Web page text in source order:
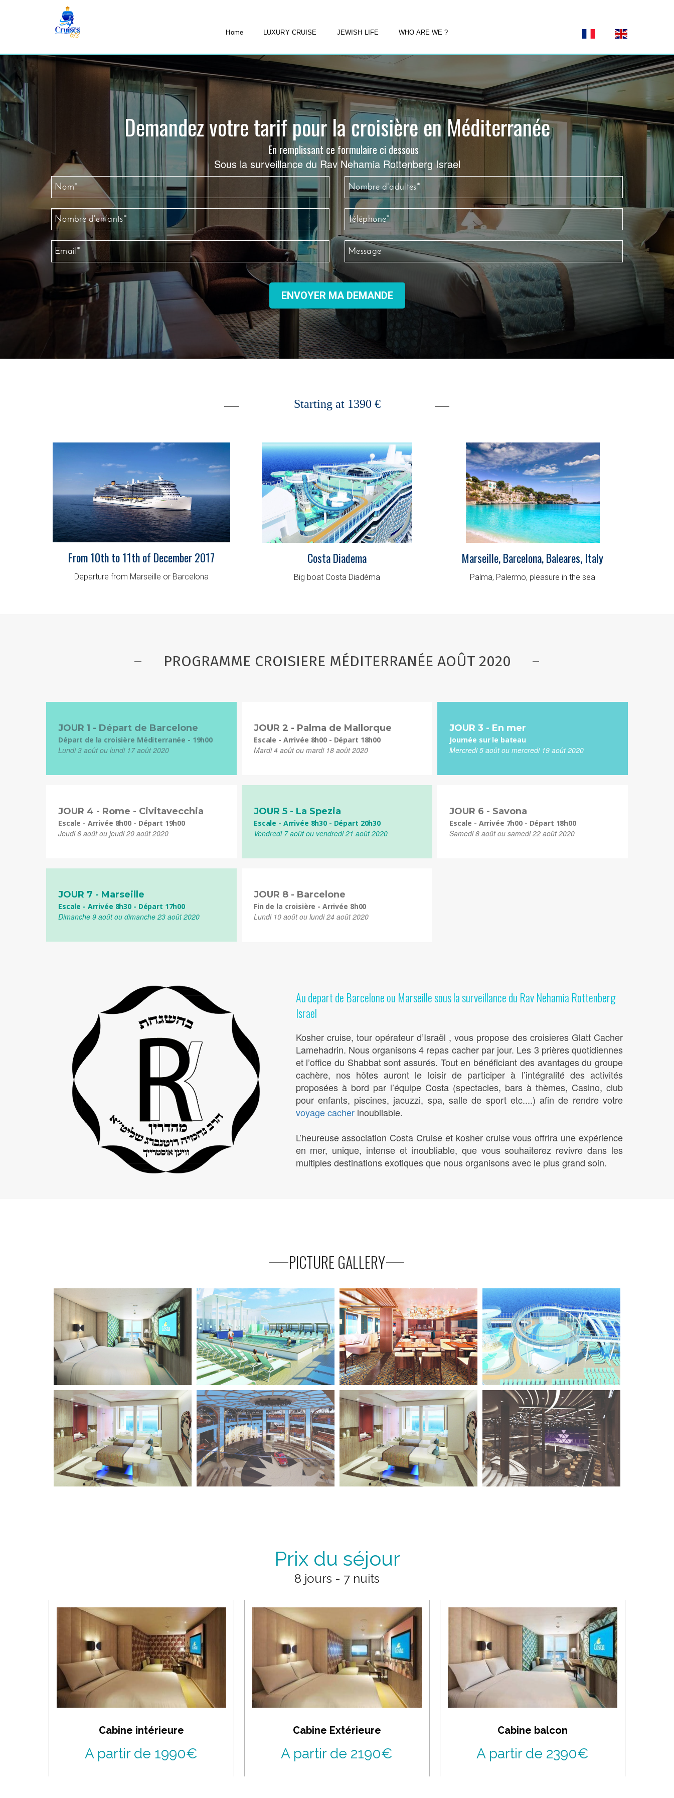
Home LUXURY CRUISE JEWISH LIFE WHO ARE WE ?
Demandez votre tarif pour la croisière en Méditerranée
En remplissant ce formulaire ci dessous
Sous la surveillance du Rav Nehamia Rottenberg Israel
ENVOYER MA DEMANDE
Starting at 1390 €
From 10th to 11th of December 2017
Departure from Marseille or Barcelona
Costa Diadema
Big boat Costa Diadéma
Marseille, Barcelona, Baleares, Italy
Palma, Palermo, pleasure in the sea
PROGRAMME CROISIERE MÉDITERRANÉE AOÛT 2020
JOUR 1 - Départ de Barcelone
Départ de la croisière Méditerranée - 19h00
Lundi 3 août ou lundi 17 août 2020
JOUR 2 - Palma de Mallorque
Escale - Arrivée 8h00 - Départ 18h00
Mardi 4 août ou mardi 18 août 2020
JOUR 3 - En mer
Journée sur le bateau
Mercredi 5 août ou mercredi 19 août 2020
JOUR 4 - Rome - Civitavecchia
Escale - Arrivée 8h00 - Départ 19h00
Jeudi 6 août ou jeudi 20 août 2020
JOUR 5 - La Spezia
Escale - Arrivée 8h30 - Départ 20h30
Vendredi 7 août ou vendredi 21 août 2020
JOUR 6 - Savona
Escale - Arrivée 7h00 - Départ 18h00
Samedi 8 août ou samedi 22 août 2020
JOUR 7 - Marseille
Escale - Arrivée 8h30 - Départ 17h00
Dimanche 9 août ou dimanche 23 août 2020
JOUR 8 - Barcelone
Fin de la croisière - Arrivée 8h00
Lundi 10 août ou lundi 24 août 2020
Au depart de Barcelone ou Marseille sous la surveillance du Rav Nehamia Rottenberg
Israel
Kosher cruise, tour opérateur d’Israël , vous propose des croisieres Glatt Cacher
Lamehadrin. Nous organisons 4 repas cacher par jour. Les 3 prières quotidiennes
et l’office du Shabbat sont assurés. Tout en bénéficiant des avantages du groupe
cachère, nos hôtes auront le loisir de participer à l’intégralité des activités
proposées à bord par l’équipe Costa (spectacles, bars à thèmes, Casino, club
pour enfants, piscines, jacuzzi, spa, salle de sport etc....) afin de rendre votre
voyage cacherinoubliable.
L’heureuse association Costa Cruise et kosher cruise vous offrira une expérience
en mer, unique, intense et inoubliable, que vous souhaiterez revivre dans les
multiples destinations exotiques que nous organisons avec le plus grand soin.
PICTURE GALLERY
Prix du séjour
8 jours - 7 nuits
Cabine intérieure
A partir de 1990€
Cabine Extérieure
A partir de 2190€
Cabine balcon
A partir de 2390€